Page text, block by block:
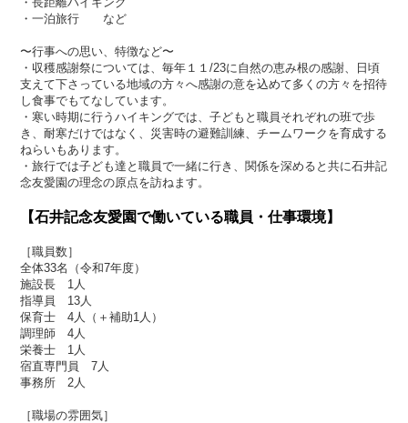
・一泊旅行 など
〜行事への思い、特徴など〜
・収穫感謝祭については、毎年１１/23に自然の恵み根の感謝、日頃
支えて下さっている地域の方々へ感謝の意を込めて多くの方々を招待
し食事でもてなしています。
・寒い時期に行うハイキングでは、子どもと職員それぞれの班で歩
き、耐寒だけではなく、災害時の避難訓練、チームワークを育成する
ねらいもあります。
・旅行では子ども達と職員で一緒に行き、関係を深めると共に石井記
念友愛園の理念の原点を訪ねます。
【石井記念友愛園で働いている職員・仕事環境】
［職員数］
全体33名（令和7年度）
施設長 1人
指導員 13人
保育士 4人（＋補助1人）
調理師 4人
栄養士 1人
宿直専門員 7人
事務所 2人
［職場の雰囲気］